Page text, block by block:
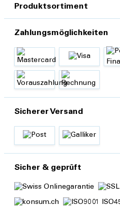
Produktsortiment
Zahlungsmöglichkeiten
Sicherer Versand
Sicher & geprüft